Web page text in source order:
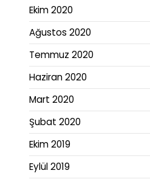
Ekim 2020
Ağustos 2020
Temmuz 2020
Haziran 2020
Mart 2020
Şubat 2020
Ekim 2019
Eylül 2019